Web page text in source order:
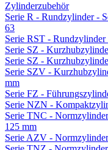
Zylinderzubehör
Serie R - Rundzylinder -
63
Serie RST -
Serie SZ -
Serie SZ -
Serie SZV -
mm
Serie FZ -
Serie NZN -
Serie TNC -
125 mm
Serie AZV -